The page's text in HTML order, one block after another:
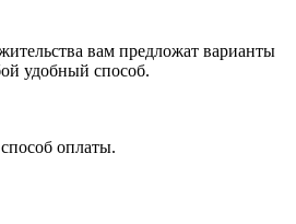
вам предложат варианты
удобный способ.
оплаты.